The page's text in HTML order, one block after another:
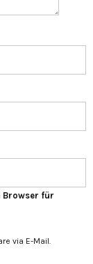
Browser für
via E-Mail.